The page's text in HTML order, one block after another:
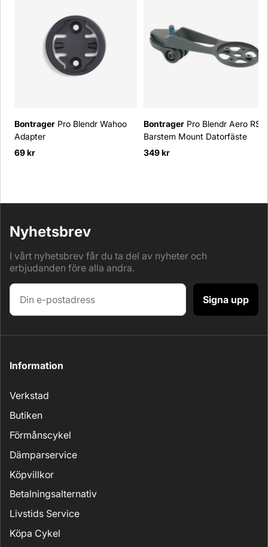
Bontrager Pro Blendr Wahoo
Adapter
69 kr
Bontrager Pro Blendr Aero RSL
Barstem Mount Datorfäste
349 kr
Nyhetsbrev
I vårt nyhetsbrev får du ta del av nyheter och
erbjudanden före alla andra.
Signa upp
Information
Verkstad
Butiken
Förmånscykel
Dämparservice
Köpvillkor
Betalningsalternativ
Livstids Service
Köpa Cykel